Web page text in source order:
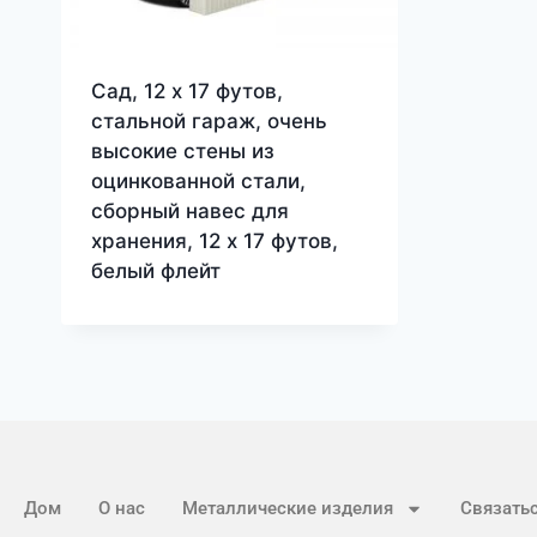
Сад, 12 x 17 футов,
стальной гараж, очень
высокие стены из
оцинкованной стали,
сборный навес для
хранения, 12 x 17 футов,
белый флейт
Дом О нас Металлические изделия